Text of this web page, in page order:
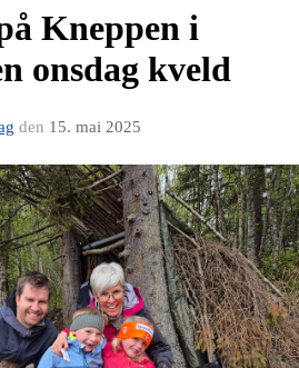
Kneppen i
onsdag kveld
den 15. mai 2025